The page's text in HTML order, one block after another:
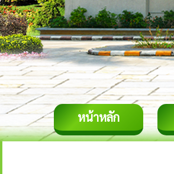
หน้าหลัก